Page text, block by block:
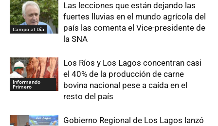
Campo al Día
Las lecciones que están dejando las
fuertes lluvias en el mundo agrícola del
país las comenta el Vice-presidente de
la SNA
Informando
Primero
Los Ríos y Los Lagos concentran casi
el 40% de la producción de carne
bovina nacional pese a caída en el
resto del país
Gobierno Regional de Los Lagos lanzó